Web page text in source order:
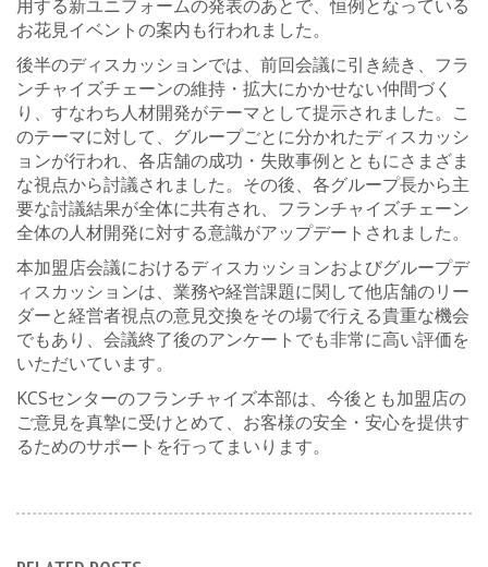
用する新ユニフォームの発表のあとで、恒例となっている
お花見イベントの案内も行われました。
後半のディスカッションでは、前回会議に引き続き、フラ
ンチャイズチェーンの維持・拡大にかかせない仲間づく
り、すなわち人材開発がテーマとして提示されました。こ
のテーマに対して、グループごとに分かれたディスカッシ
ョンが行われ、各店舗の成功・失敗事例とともにさまざま
な視点から討議されました。その後、各グループ長から主
要な討議結果が全体に共有され、フランチャイズチェーン
全体の人材開発に対する意識がアップデートされました。
本加盟店会議におけるディスカッションおよびグループデ
ィスカッションは、業務や経営課題に関して他店舗のリー
ダーと経営者視点の意見交換をその場で行える貴重な機会
でもあり、会議終了後のアンケートでも非常に高い評価を
いただいています。
KCSセンターのフランチャイズ本部は、今後とも加盟店の
ご意見を真摯に受けとめて、お客様の安全・安心を提供す
るためのサポートを行ってまいります。